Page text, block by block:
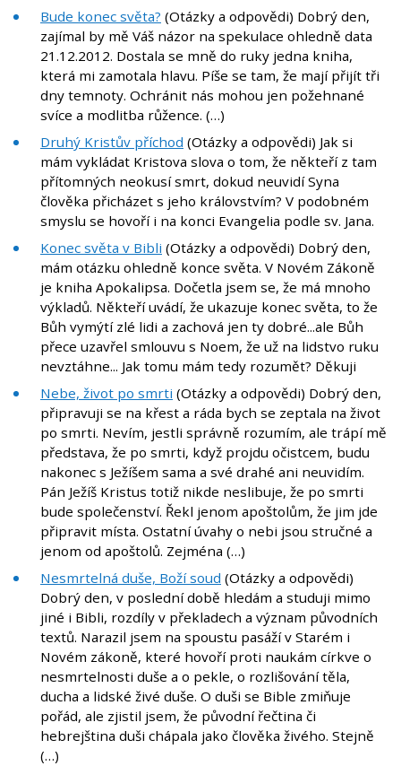
Bude konec světa? (Otázky a odpovědi) Dobrý den,
zajímal by mě Váš názor na spekulace ohledně data
21.12.2012. Dostala se mně do ruky jedna kniha,
která mi zamotala hlavu. Píše se tam, že mají přijít tři
dny temnoty. Ochránit nás mohou jen požehnané
svíce a modlitba růžence. (…)
Druhý Kristův příchod (Otázky a odpovědi) Jak si
mám vykládat Kristova slova o tom, že někteří z tam
přítomných neokusí smrt, dokud neuvidí Syna
člověka přicházet s jeho královstvím? V podobném
smyslu se hovoří i na konci Evangelia podle sv. Jana.
Konec světa v Bibli (Otázky a odpovědi) Dobrý den,
mám otázku ohledně konce světa. V Novém Zákoně
je kniha Apokalipsa. Dočetla jsem se, že má mnoho
výkladů. Někteří uvádí, že ukazuje konec světa, to že
Bůh vymýtí zlé lidi a zachová jen ty dobré...ale Bůh
přece uzavřel smlouvu s Noem, že už na lidstvo ruku
nevztáhne... Jak tomu mám tedy rozumět? Děkuji
Nebe, život po smrti (Otázky a odpovědi) Dobrý den,
připravuji se na křest a ráda bych se zeptala na život
po smrti. Nevím, jestli správně rozumím, ale trápí mě
představa, že po smrti, když projdu očistcem, budu
nakonec s Ježíšem sama a své drahé ani neuvidím.
Pán Ježíš Kristus totiž nikde neslibuje, že po smrti
bude společenství. Řekl jenom apoštolům, že jim jde
připravit místa. Ostatní úvahy o nebi jsou stručné a
jenom od apoštolů. Zejména (…)
Nesmrtelná duše, Boží soud (Otázky a odpovědi)
Dobrý den, v poslední době hledám a studuji mimo
jiné i Bibli, rozdíly v překladech a význam původních
textů. Narazil jsem na spoustu pasáží v Starém i
Novém zákoně, které hovoří proti naukám církve o
nesmrtelnosti duše a o pekle, o rozlišování těla,
ducha a lidské živé duše. O duši se Bible zmiňuje
pořád, ale zjistil jsem, že původní řečtina či
hebrejština duši chápala jako člověka živého. Stejně
(…)